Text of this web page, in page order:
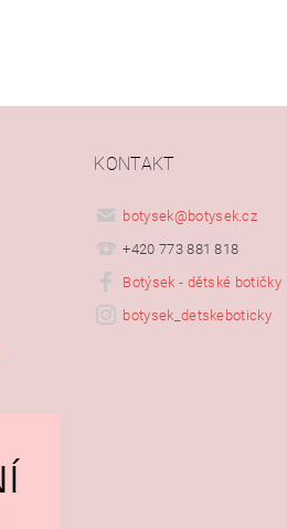
KONTAKT
botysek@botysek.cz
+420 773 881 818
Botýsek - dětské botičky
botysek_detskeboticky